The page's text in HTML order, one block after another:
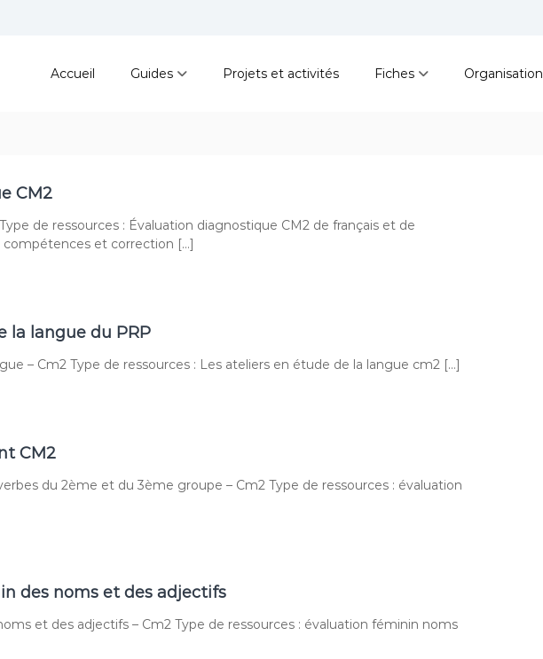
Accueil Guides Projets et activités Fiches Organisation
CM2
de ressources : Évaluation diagnostique CM2 de français et de
et correction […]
la langue du PRP
– Cm2 Type de ressources : Les ateliers en étude de la langue cm2 […]
CM2
du 2ème et du 3ème groupe – Cm2 Type de ressources : évaluation
des noms et des adjectifs
et des adjectifs – Cm2 Type de ressources : évaluation féminin noms